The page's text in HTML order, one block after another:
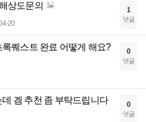
상도문의
20
1
댓글
퀘스트 완료 어떻게 해요? 0
댓글
겜 추천 좀 부탁드립니다 0
댓글